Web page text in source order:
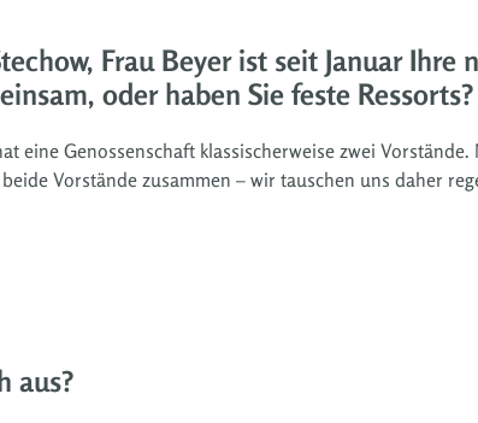
Frau Beyer ist seit Januar
oder haben Sie feste Ressorts?
eine Genossenschaft klassischerweise zwei
Vorstände zusammen – wir tauschen uns daher
aus?